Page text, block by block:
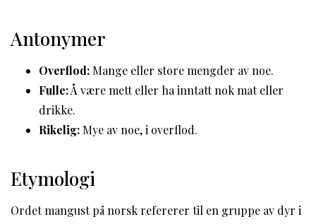
Antonymer
Overflod: Mange eller store mengder av noe.
Fulle:Å være mett eller ha inntatt nok mat eller
drikke.
Rikelig: Mye av noe, i overflod.
Etymologi
Ordet mangust på norsk refererer til en gruppe av dyr i